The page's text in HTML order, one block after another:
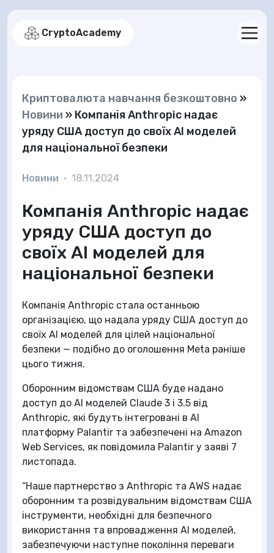
CryptoAcademy
Криптовалюта навчання безкоштовно »
Новини » Компанія Anthropic надає
уряду США доступ до своїх AI моделей
для національної безпеки
Новини • 18.11.2024
Компанія Anthropic надає
уряду США доступ до
своїх AI моделей для
національної безпеки
Компанія Anthropic стала останньою
організацією, що надала уряду США доступ до
своїх AI моделей для цілей національної
безпеки — подібно до оголошення Meta раніше
цього тижня.
Оборонним відомствам США буде надано
доступ до AI моделей Claude 3 і 3.5 від
Anthropic, які будуть інтегровані в AI
платформу Palantir та забезпечені на Amazon
Web Services, як повідомила Palantir у заяві 7
листопада.
“Наше партнерство з Anthropic та AWS надає
оборонним та розвідувальним відомствам США
інструменти, необхідні для безпечного
використання та впровадження AI моделей,
забезпечуючи наступне покоління переваги